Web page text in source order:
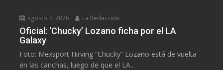
agosto 7, 2026 La Redacción
Oficial: ‘Chucky’ Lozano ficha por el LA
Galaxy
Foto: Mexsport Hirving “Chucky” Lozano está de vuelta
en las canchas, luego de que el LA...